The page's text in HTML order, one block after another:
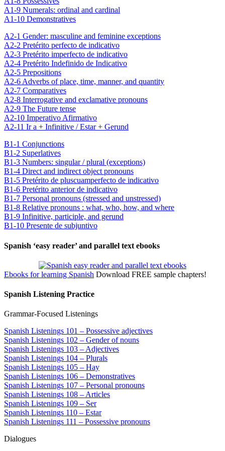
A1-9 Numerals: ordinal and cardinal
A1-10 Demonstratives
A2-1 Gender: masculine and feminine exceptions
A2-2 Pretérito perfecto de indicativo
A2-3 Pretérito imperfecto de indicativo
A2-4 Pretérito Indefinido de Indicativo
A2-5 Prepositions
A2-6 Adverbs of place, time, manner, and quantity
A2-7 Comparatives
A2-8 Interrogative and exclamative pronouns
A2-9 The Future tense
A2-10 Imperativo Afirmativo
A2-11 Ir a + Infinitive / Estar + Gerund
B1-1 Conjunctions
B1-2 Superlatives
B1-3 Numbers: singular / plural (exceptions)
B1-4 Direct and indirect object pronouns
B1-5 Pretérito de pluscuamperfecto de indicativo
B1-6 Pretérito anterior de indicativo
B1-7 Personal pronouns (stressed and unstressed)
B1-8 Relative pronouns : what, who, how, and where
B1-9 Infinitive, participle, and gerund
B1-10 Presente de subjuntivo
Spanish ‘easy reader’ and parallel text ebooks
Ebooks for learning Spanish Download FREE sample chapters!
Spanish Listening Practice
Grammar-Focused Listenings
Spanish Listenings 101 – Possessive adjectives
Spanish Listenings 102 – Gender of nouns
Spanish Listenings 103 – Adjectives
Spanish Listenings 104 – Plurals
Spanish Listenings 105 – Hay
Spanish Listenings 106 – Demonstratives
Spanish Listenings 107 – Personal pronouns
Spanish Listenings 108 – Articles
Spanish Listenings 109 – Ser
Spanish Listenings 110 – Estar
Spanish Listenings 111 – Possessive pronouns
Dialogues